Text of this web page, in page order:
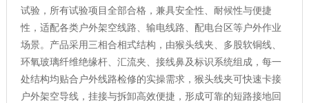
试验，所有试验项目全部合格，兼具安全性、耐候性与便捷
性，适配各类户外架空线路、输电线路、配电台区等户外作业
场景。产品采用三相合相式结构，由猴头线夹、多股软铜线、
环氧玻璃纤维绝缘杆、汇流夹、接线鼻及标识系统组成，每一
处结构均贴合户外线路检修的实操需求，猴头线夹可快速卡接
户外架空导线，挂接与拆卸高效便捷，形成可靠的短路接地回